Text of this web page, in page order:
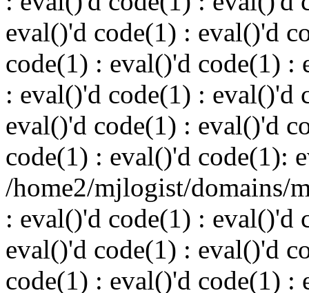
eval()'d code(1) : eval()'d
code(1) : eval()'d code(1) :
: eval()'d code(1) : eval()'d
eval()'d code(1) : eval()'d
code(1) : eval()'d code(1):
/home2/mjlogist/domains/
: eval()'d code(1) : eval()'d
eval()'d code(1) : eval()'d
code(1) : eval()'d code(1) :